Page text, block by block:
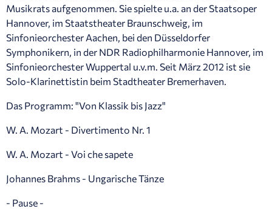
Musikrats aufgenommen. Sie spielte u.a. an der Staatsoper
Hannover, im Staatstheater Braunschweig, im
Sinfonieorchester Aachen, bei den Düsseldorfer
Symphonikern, in der NDR Radiophilharmonie Hannover, im
Sinfonieorchester Wuppertal u.v.m. Seit März 2012 ist sie
Solo-Klarinettistin beim Stadtheater Bremerhaven.
Das Programm: "Von Klassik bis Jazz"
W. A. Mozart - Divertimento Nr. 1
W. A. Mozart - Voi che sapete
Johannes Brahms - Ungarische Tänze
- Pause -